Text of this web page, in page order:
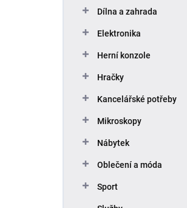
Dílna a zahrada
Elektronika
Herní konzole
Hračky
Kancelářské potřeby
Mikroskopy
Nábytek
Oblečení a móda
Sport